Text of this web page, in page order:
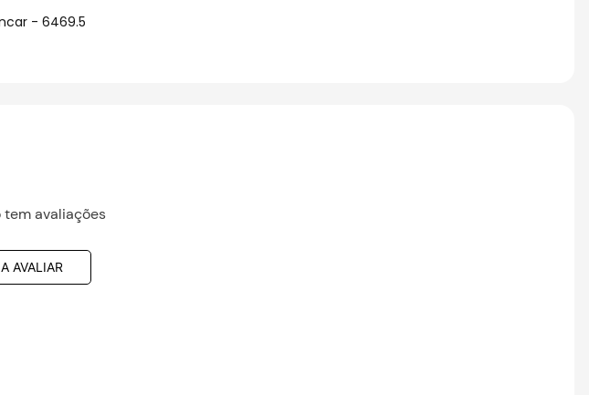
- 6469.5
tem avaliações
AVALIAR